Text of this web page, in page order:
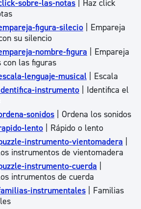
sobre-las-notas | Haz click
figura-silecio | Empareja
su silencio
nombre-figura | Empareja
con las figuras
lenguaje-musical | Escala
instrumento | Identifica el
sonidos | Ordena los sonidos
lento | Rápido o lento
instrumento-vientomadera
instrumentos de vientomadera
instrumento-cuerda
intrumentos de cuerda
instrumentales | Familias